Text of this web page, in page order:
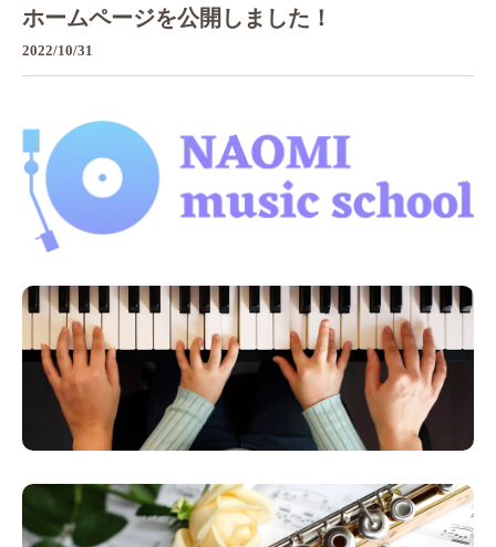
ホームページを公開しました！
2022/10/31